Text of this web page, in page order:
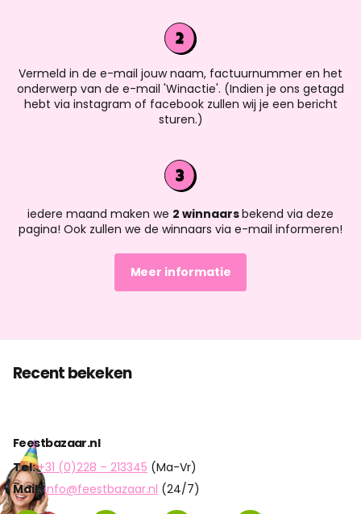
Vermeld in de e-mail jouw naam, factuurnummer en het
onderwerp van de e-mail 'Winactie'. (Indien je ons getagd
hebt via instagram of facebook zullen wij je een bericht
sturen.)
iedere maand maken we 2 winnaarsbekend via deze
pagina! Ook zullen we de winnaars via e-mail informeren!
Meer informatie
Recent bekeken
Feestbazaar.nl
Tel:+31 (0)228 – 213345 (Ma-Vr)
Mail: info@feestbazaar.nl (24/7)